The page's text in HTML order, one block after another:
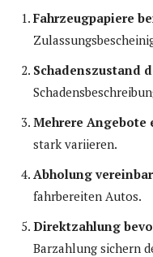
Fahrzeugpapiere
Schadenszustand
Mehrere Angebote
stark variieren.
Abholung
fahrbereiten Autos.
Direktzahlung
Barzahlung sichern